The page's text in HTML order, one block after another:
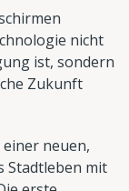
nicht
ist, sondern
Zukunft
einer neuen,
Stadtleben mit